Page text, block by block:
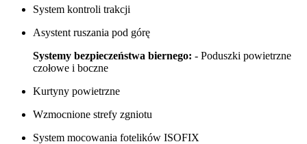
System kontroli trakcji
Asystent ruszania pod górę
Systemy bezpieczeństwa biernego: - Poduszki powietrzne
czołowe i boczne
Kurtyny powietrzne
Wzmocnione strefy zgniotu
System mocowania fotelików ISOFIX